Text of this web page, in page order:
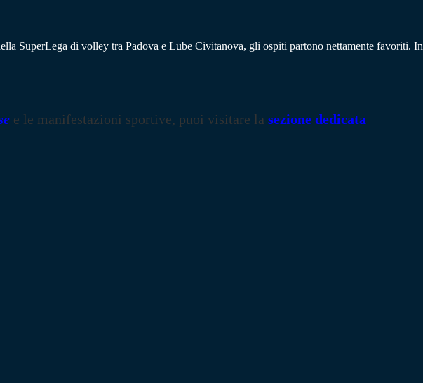
SuperLega di volley tra Padova e Lube Civitanova, gli ospiti partono nettamente favoriti.
e le manifestazioni sportive, puoi visitare la sezione dedicata